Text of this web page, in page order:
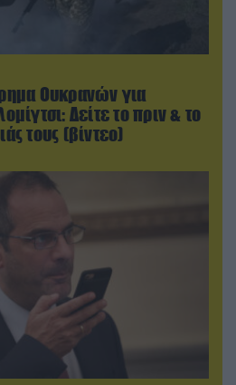
Ουκρανών για
Δείτε το πριν & το
τους (βίντεο)